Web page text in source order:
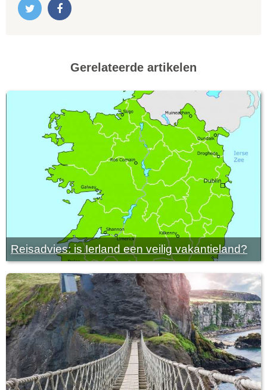
Gerelateerde artikelen
Reisadvies: is Ierland een veilig vakantieland?